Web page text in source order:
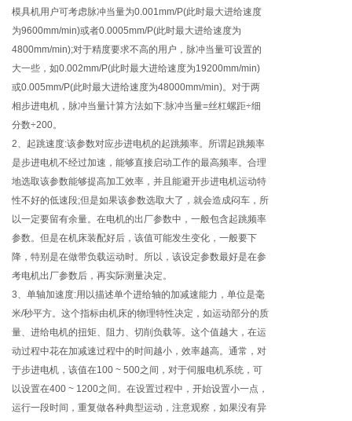
模具机用户可考虑脉冲当量为0.001mm/P(此时最大进给速度
为9600mm/min)或者0.0005mm/P(此时最大进给速度为
4800mm/min);对于精度要求不高的用户，脉冲当量可设置的
大一些，如0.002mm/P(此时最大进给速度为19200mm/min)
或0.005mm/P(此时最大进给速度为48000mm/min)。对于两
相步进电机，脉冲当量计算方法如下:脉冲当量=丝杠螺距÷细
分数÷200。
2、起跳速度:该参数对应步进电机的起跳频率。所谓起跳频率
是步进电机不经过加速，能够直接启动工作的最高频率。合理
地选取该参数能够提高加工效率，并且能避开步进电机运动特
性不好的低速段;但是如果该参数选取大了，就会造成闷车，所
以一定要留有余量。在电机的出厂参数中，一般包含起跳频率
参数。但是在机床装配好后，该值可能发生变化，一般要下
降，特别是在做带负载运动时。所以，该设定参数最好是在参
考电机出厂参数后，再实际测量决定。
3、单轴加速度:用以描述单个进给轴的加减速能力，单位是毫
米/秒平方。这个指标由机床的物理特性决定，如运动部分的质
量、进给电机的扭矩、阻力、切削负载等。这个值越大，在运
动过程中花在加减速过程中的时间越小，效率越高。通常，对
于步进电机，该值在100 ~ 500之间，对于伺服电机系统，可
以设置在400 ~ 1200之间。在设置过程中，开始设置小一点，
运行一段时间，重复做各种典型运动，注意观察，如果没有异